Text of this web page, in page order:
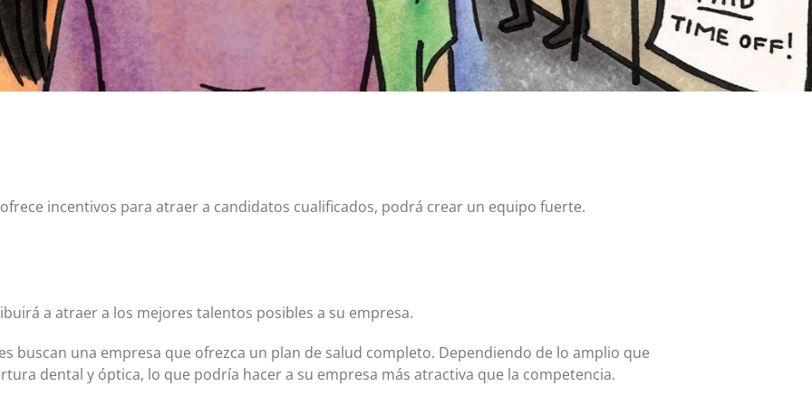
Certificados de depósito (CD)
Cuentas individuales de jubilación (IRA)
Tipos actuales de cuentas IRA y CD
Tarjeta MasterCard y Visa Preferred Points
(Empresas)
Comisiones para todos los productos de tarjeta
incentivos para atraer a candidatos cualificados, podrá crear un equipo fuerte.
a atraer a los mejores talentos posibles a su empresa.
buscan una empresa que ofrezca un plan de salud completo. Dependiendo de lo amplio que
dental y óptica, lo que podría hacer a su empresa más atractiva que la competencia.